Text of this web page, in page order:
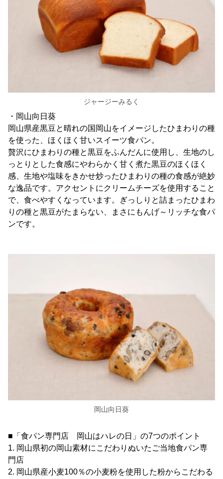
ジャージーみるく
・岡山向日葵
岡山県産黒豆と晴れの国岡山をイメージしたひまわりの種
を使った、ほくほく甘いスイーツ食パン。
贅沢にひまわりの種と黒豆をふんだんに使用し、生地のし
っとりとした食感にやわらかく甘く煮た黒豆のほくほく
感、生地や塩味をきかせ炒ったひまわりの種の食感が絶妙
な逸品です。アクセントにクリームチーズを使用すること
で、食べやすくなっています。ぎっしりと詰まったひまわ
りの種と黒豆がたまらない、まさにもんげ～リッチな食パ
ンです。
岡山向日葵
■「食パン専門店 岡山はハレの日」の7つのポイント
1. 岡山県初の岡山素材にこだわりぬいたご当地食パン専
門店
2. 岡山県産小麦100％の小麦粉を使用した粉からこだわる